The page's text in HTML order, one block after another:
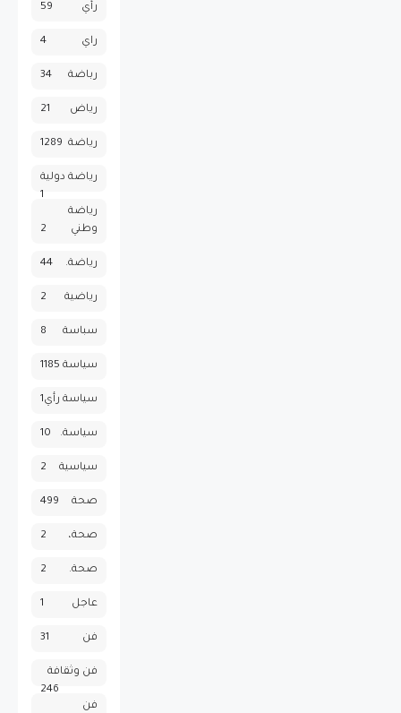
رأي 59
راي 4
رباضة 34
رياض 21
رياضة 1289
رياضة دولية
1
رياضة
وطني
2
رياضة. 44
رياضية 2
سباسة 8
سياسة 1185
سياسة رأي1
سياسة. 10
سياسية 2
صحة 499
صحة، 2
صحة. 2
عاجل 1
فن 31
فن وثقافة
246
فن